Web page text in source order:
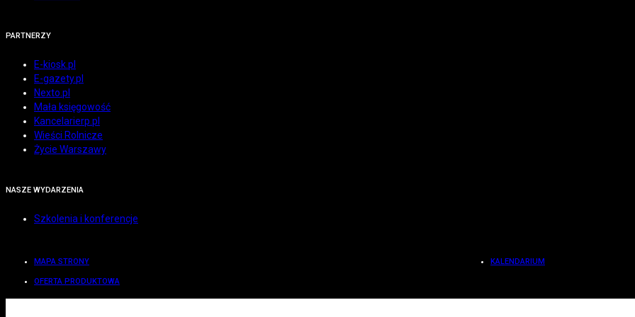
PARTNERZY
E-kiosk.pl
E-gazety.pl
Nexto.pl
Mała księgowość
Kancelarierp.pl
Wieści Rolnicze
Życie Warszawy
NASZE WYDARZENIA
Szkolenia i konferencje
MAPA STRONY KALENDARIUM
OFERTA PRODUKTOWA